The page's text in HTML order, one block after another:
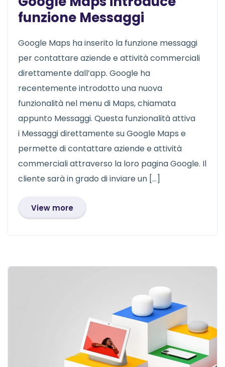
funzione Messaggi
Google Maps ha inserito la funzione messaggi
per contattare aziende e attività commerciali
direttamente dall’app. Google ha
recentemente introdotto una nuova
funzionalità nel menu di Maps, chiamata
appunto Messaggi. Questa funzionalità attiva
i Messaggi direttamente su Google Maps e
permette di contattare aziende e attività
commerciali attraverso la loro pagina Google. Il
cliente sarà in grado di inviare un […]
View more